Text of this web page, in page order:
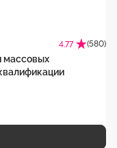
4.77 (580)
массовых